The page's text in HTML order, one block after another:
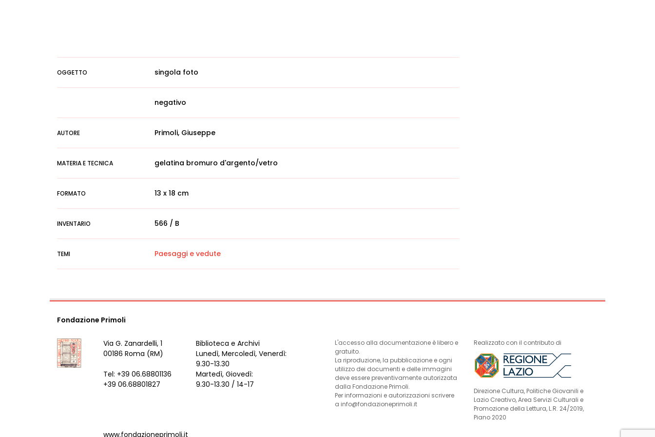
OGGETTO singola foto
negativo
AUTORE Primoli, Giuseppe
MATERIA E TECNICA gelatina bromuro d'argento/vetro
FORMATO 13 x 18 cm
INVENTARIO 566 / B
TEMI Paesaggi e vedute
Fondazione Primoli
Via G. Zanardelli, 1
00186 Roma (RM)
Tel: +39 06.68801136
+39 06.68801827
Biblioteca e Archivi
Lunedì, Mercoledì, Venerdì:
9.30-13.30
Martedì, Giovedì:
9.30-13.30 / 14-17
L'accesso alla documentazione è libero e
gratuito.
La riproduzione, la pubblicazione e ogni
utilizzo dei documenti e delle immagini
deve essere preventivamente autorizzata
dalla Fondazione Primoli.
Per informazioni e autorizzazioni scrivere
a info@fondazioneprimoli.it
Realizzato con il contributo di
Direzione Cultura, Politiche Giovanili e
Lazio Creativo, Area Servizi Culturali e
Promozione della Lettura, L.R. 24/2019,
Piano 2020
www.fondazioneprimoli.it